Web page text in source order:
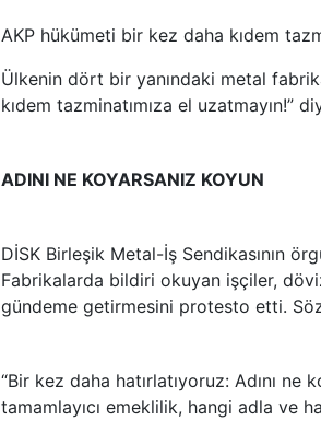
AKP hükümeti bir kez daha kıdem
Ülkenin dört bir yanındaki metal
kıdem tazminatımıza el uzatmayın!”
ADINI NE KOYARSANIZ KOYUN
DİSK Birleşik Metal-İş Sendikasının
Fabrikalarda bildiri okuyan işçiler,
gündeme getirmesini protesto etti.
“Bir kez daha hatırlatıyoruz: Adını
tamamlayıcı emeklilik, hangi adla ve